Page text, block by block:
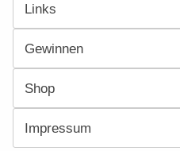
Links
Gewinnen
Shop
Impressum